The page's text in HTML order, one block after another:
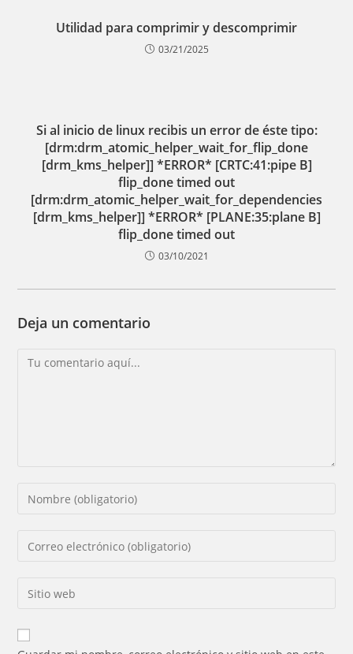
Utilidad para comprimir y descomprimir
03/21/2025
Si al inicio de linux recibis un error de éste tipo:
[drm:drm_atomic_helper_wait_for_flip_done
[drm_kms_helper]] *ERROR* [CRTC:41:pipe B]
flip_done timed out
[drm:drm_atomic_helper_wait_for_dependencies
[drm_kms_helper]] *ERROR* [PLANE:35:plane B]
flip_done timed out
03/10/2021
Deja un comentario
Comentario
Introducí
de
para
comentar
Introducí
de
electrónico
Introducí
URL
de